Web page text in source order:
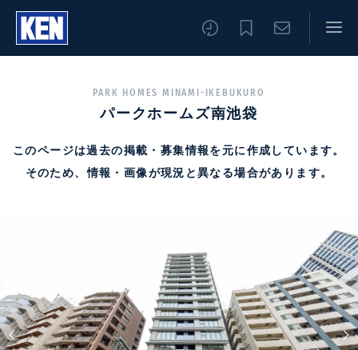
PARK HOMES MINAMI-IKEBUKURO
パークホームズ南池袋
このページは過去の掲載・募集情報を元に作成しています。
そのため、情報・画像が現況と異なる場合があります。